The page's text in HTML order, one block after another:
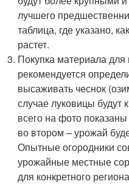
лучшего
таблица, где указано,
растет.
Покупка материала для
рекомендуется
высаживать чеснок
случае луковицы
всего на фото
во втором – урожай
Опытные огородники
урожайные местные
для конкретного